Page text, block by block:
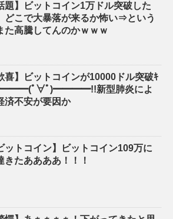
題】ビットコイン1万ドル突破した
どこで大暴落が来るか怖い⇒という
た高騰してんのかｗｗｗ
喜】ビットコインが10000ドル突破ｷ
ﾟ∀ﾟ)━━━━!!新型肺炎によ
済不安が要因か
ットコイン】ビットコイン109万に
きたああああ！！！